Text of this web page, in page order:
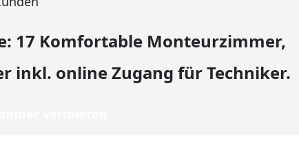
17 Komfortable Monteurzimmer,
inkl. online Zugang für Techniker.